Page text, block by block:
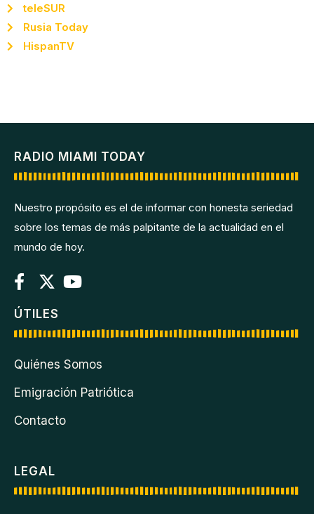
teleSUR
Rusia Today
HispanTV
RADIO MIAMI TODAY
Nuestro propósito es el de informar con honesta seriedad
sobre los temas de más palpitante de la actualidad en el
mundo de hoy.
ÚTILES
Quiénes Somos
Emigración Patriótica
Contacto
LEGAL